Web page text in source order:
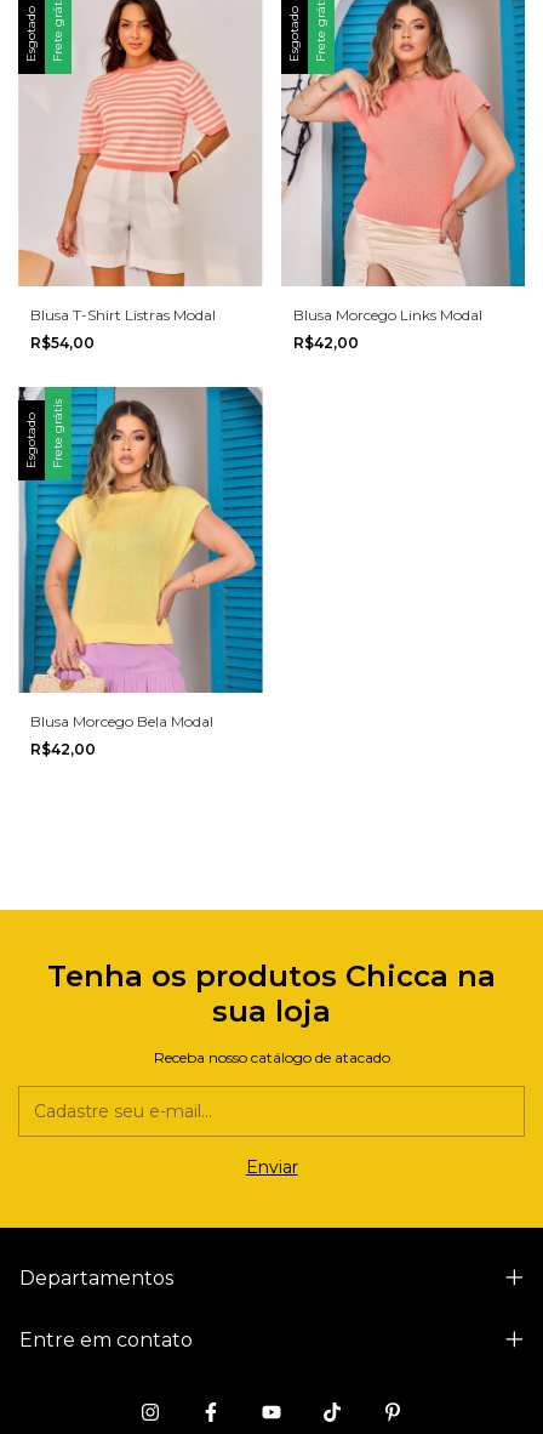
Esgotado Frete grátis
Blusa T-Shirt Listras Modal
R$54,00
Esgotado Frete grátis
Blusa Morcego Links Modal
R$42,00
Esgotado Frete grátis
Blusa Morcego Bela Modal
R$42,00
Tenha os produtos Chicca na
sua loja
Receba nosso catálogo de atacado
Departamentos
Entre em contato